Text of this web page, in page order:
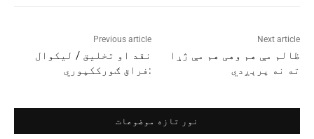
Previous article
نقد او تخلیق / لیکوال
:فراق ګورککپوري
Next article
ظالم مې هم وهی هم مې ژړا
ته نه پرېږدي
نور تازه موضوعات